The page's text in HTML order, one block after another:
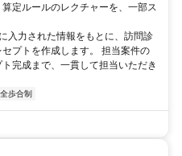
定ルールのレクチャーを、一部ス
入力された情報をもとに、訪問診
プトを作成します。 担当案件の
完成まで、一貫して担当いただき
歩合制